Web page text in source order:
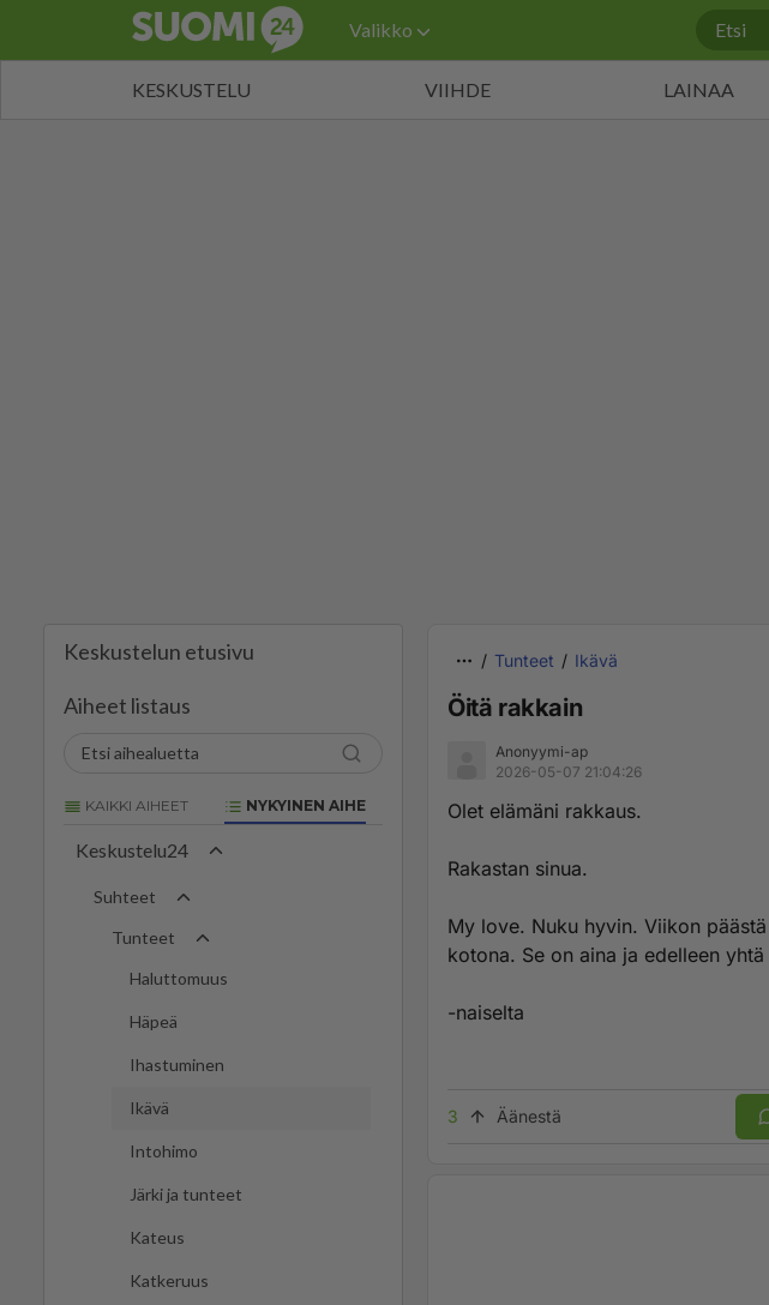
Valikko
KESKUSTELU VIIHDE LAINAA
Keskustelun etusivu
Aiheet listaus
KAIKKI AIHEET NYKYINEN AIHE
Keskustelu24
Suhteet
Tunteet
Haluttomuus
Häpeä
Ihastuminen
Ikävä
Intohimo
Järki ja tunteet
Kateus
Katkeruus
Tunteet Ikävä
Öitä rakkain
Anonyymi-ap
2026-05-07 21:04:26
Olet elämäni rakkaus.
Rakastan sinua.
My love. Nuku hyvin. Viikon
kotona. Se on aina ja edelleen
-naiselta
3 Äänestä